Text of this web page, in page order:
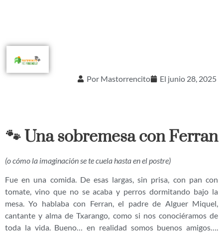
Por Mastorrencito El junio 28, 2025
🐾 Una sobremesa con Ferran
(o cómo la imaginación se te cuela hasta en el postre)
Fue en una comida. De esas largas, sin prisa, con pan con
tomate, vino que no se acaba y perros dormitando bajo la
mesa. Yo hablaba con Ferran, el padre de Alguer Miquel,
cantante y alma de Txarango, como si nos conociéramos de
toda la vida. Bueno… en realidad somos buenos amigos….